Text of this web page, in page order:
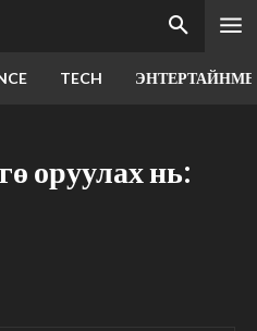
TECH
оруулах нь: